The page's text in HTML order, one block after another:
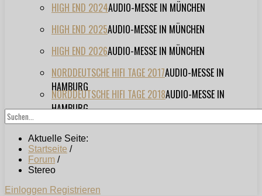
HIGH END 2024AUDIO-MESSE IN MÜNCHEN
HIGH END 2025AUDIO-MESSE IN MÜNCHEN
HIGH END 2026AUDIO-MESSE IN MÜNCHEN
NORDDEUTSCHE HIFI TAGE 2017AUDIO-MESSE IN
HAMBURG
NORDDEUTSCHE HIFI TAGE 2018AUDIO-MESSE IN
HAMBURG
Aktuelle Seite:
Startseite /
Forum /
Stereo
Einloggen Registrieren